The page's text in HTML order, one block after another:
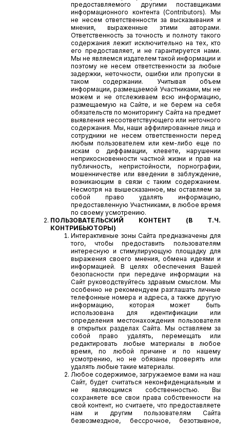
предоставляемого другими поставщиками
информационного контента (Contributors). Мы
не несем ответственности за высказывания и
мнения, выраженные этими авторами.
Ответственность за точность и полноту такого
содержания лежит исключительно на тех, кто
его предоставляет, и не гарантируется нами.
Мы не являемся издателем такой информации и
поэтому не несем ответственности за любые
задержки, неточности, ошибки или пропуски в
таком содержании. Учитывая объем
информации, размещаемой Участниками, мы не
можем и не отслеживаем всю информацию,
размещаемую на Сайте, и не берем на себя
обязательств по мониторингу Сайта на предмет
выявления несоответствующего или неточного
содержания. Мы, наши аффилированные лица и
сотрудники не несем ответственности перед
любым пользователем или кем-либо еще по
искам о диффамации, клевете, нарушении
неприкосновенности частной жизни и прав на
публичность, непристойности, порнографии,
мошенничестве или введении в заблуждение,
возникающим в связи с таким содержанием.
Несмотря на вышесказанное, мы оставляем за
собой право удалять информацию,
предоставленную Участниками, в любое время
по своему усмотрению.
ПОЛЬЗОВАТЕЛЬСКИЙ КОНТЕНТ (В Т.Ч.
КОНТРИБЬЮТОРЫ)
Интерактивные зоны Сайта предназначены для
того, чтобы предоставить пользователям
интересную и стимулирующую площадку для
выражения своего мнения, обмена идеями и
информацией. В целях обеспечения Вашей
безопасности при передаче информации на
Сайт руководствуйтесь здравым смыслом. Мы
особенно не рекомендуем разглашать личные
телефонные номера и адреса, а также другую
информацию, которая может быть
использована для идентификации или
определения местонахождения пользователя
в открытых разделах Сайта. Мы оставляем за
собой право удалять, перемещать или
редактировать любые материалы в любое
время, по любой причине и по нашему
усмотрению, но не обязаны проверять или
удалять любые такие материалы.
Любое содержимое, загружаемое вами на наш
Сайт, будет считаться неконфиденциальным и
не являющимся собственностью. Вы
сохраняете все свои права собственности на
свой контент, но считаете, что предоставляете
нам и другим пользователям Сайта
безвозмездное, бессрочное, безотзывное,